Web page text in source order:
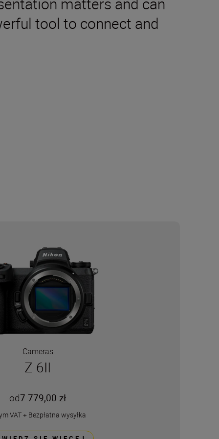
tool to connect and
Cameras
Z 6II
od7 779,00 zł
VAT+ Bezpłatna wysyłka